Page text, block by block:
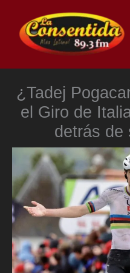
contenido
¿Tadej
el Giro de
detrás de